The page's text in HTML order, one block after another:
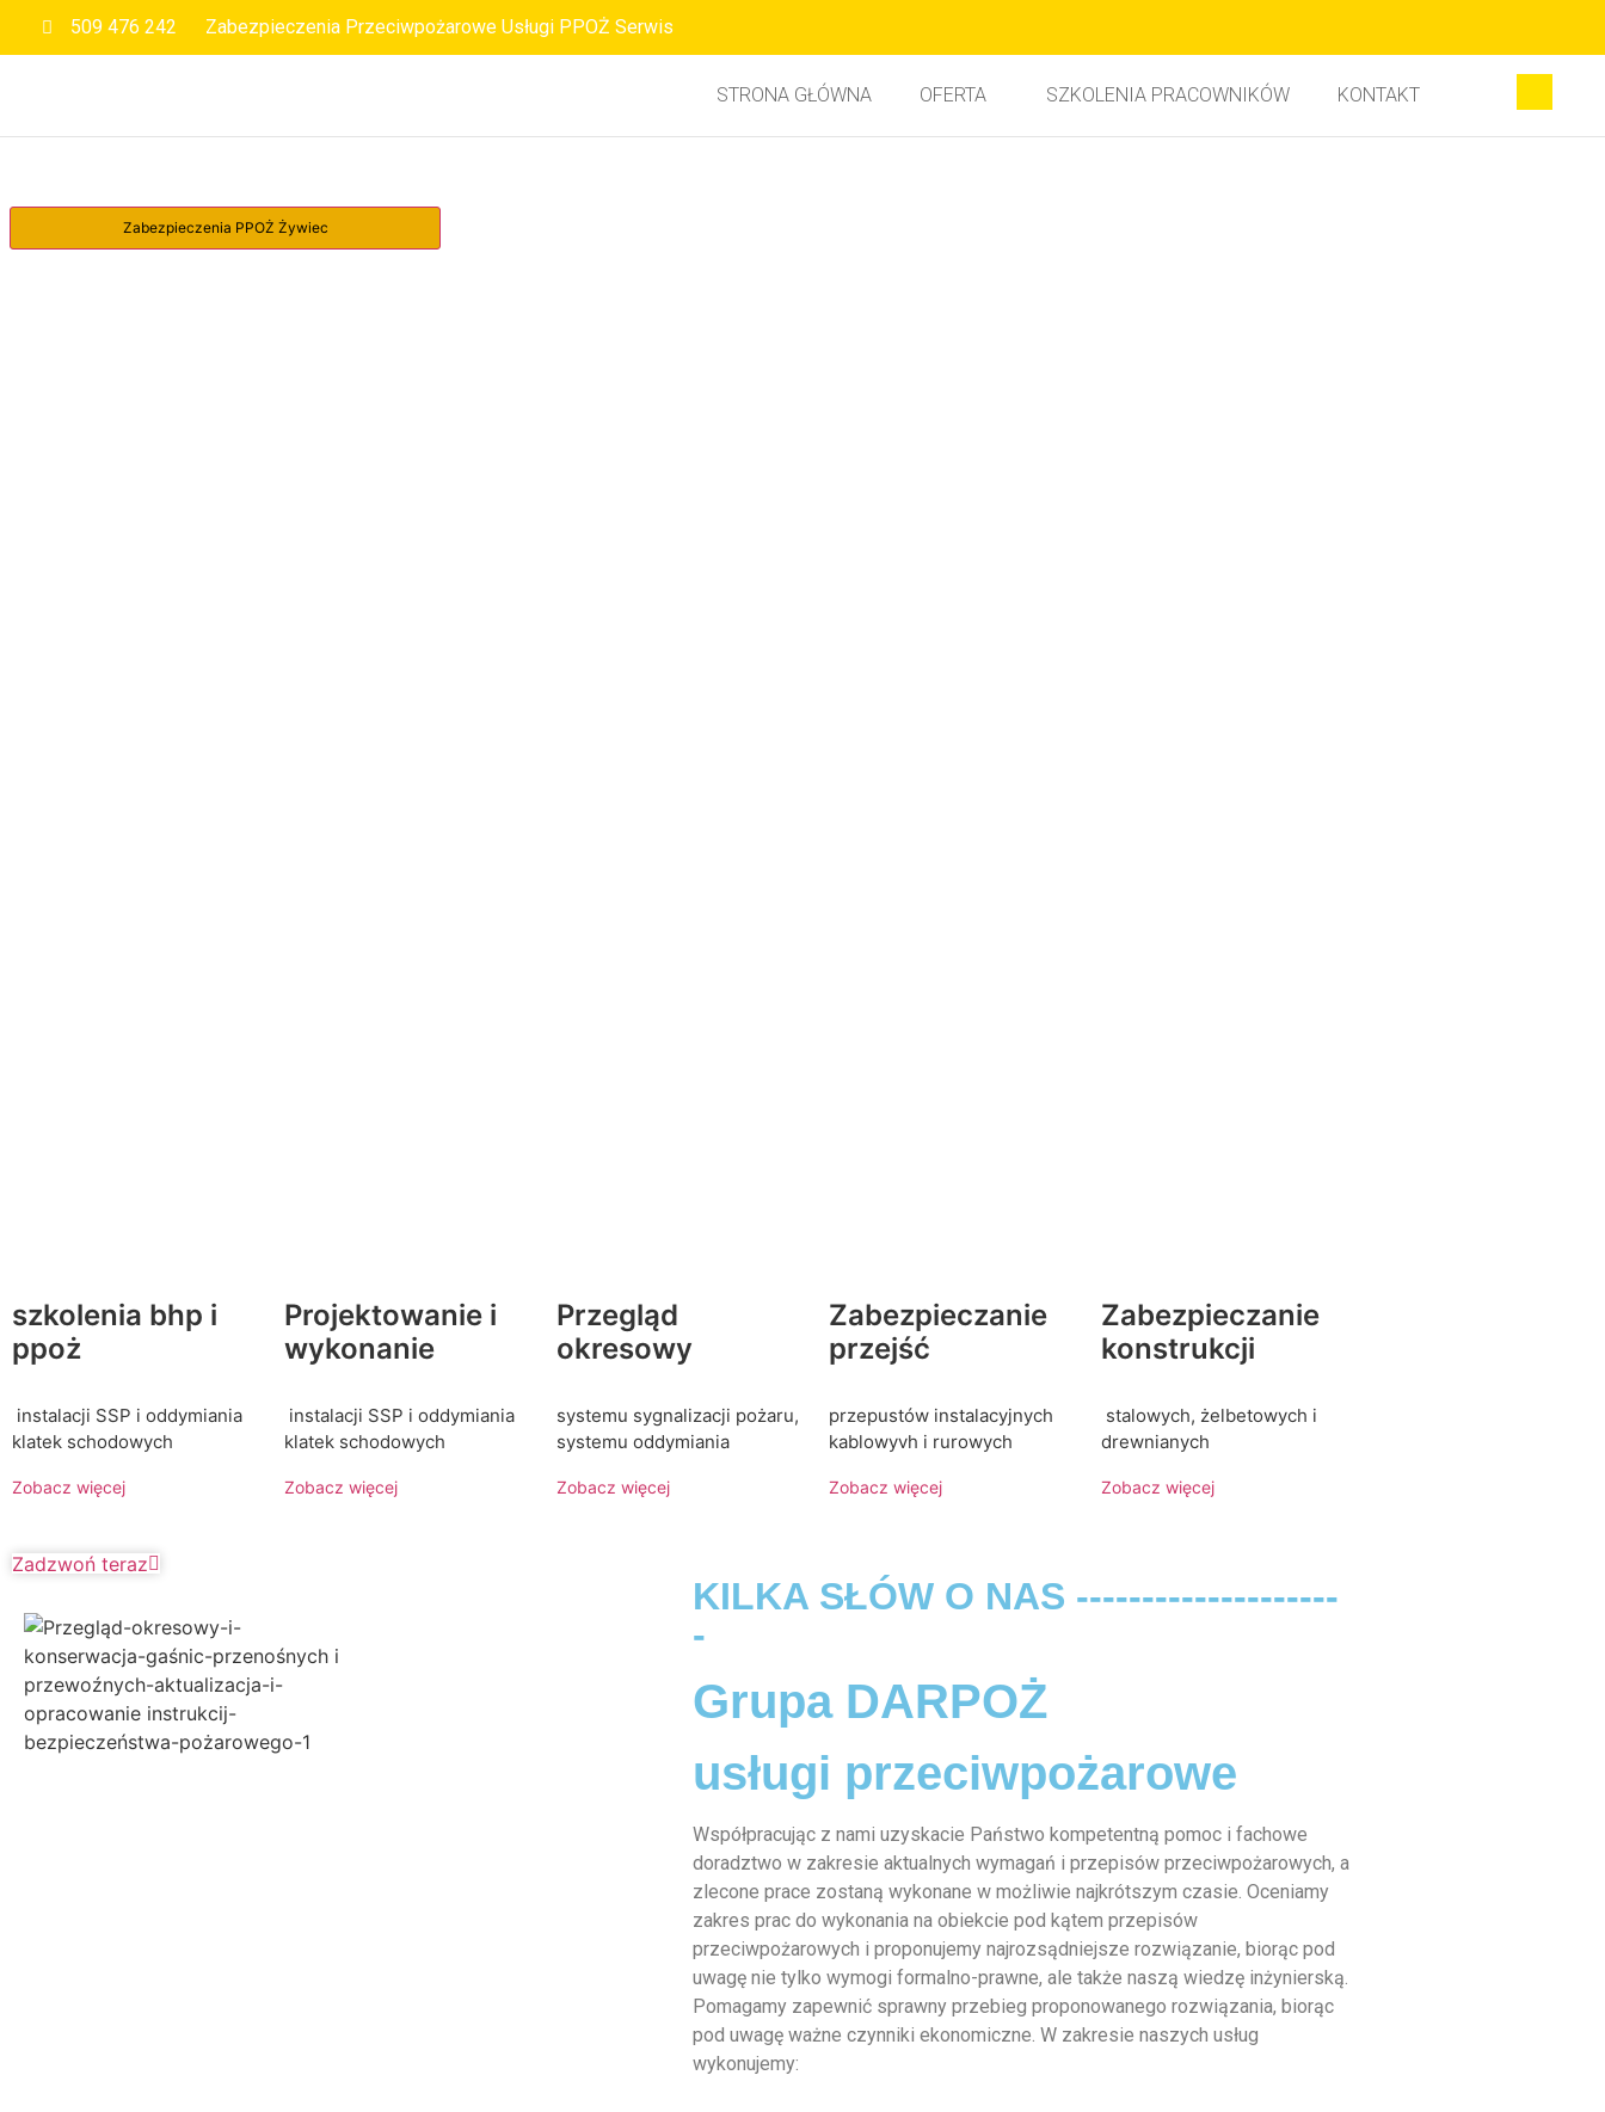
509 476 242 Zabezpieczenia Przeciwpożarowe Usługi PPOŻ Serwis
STRONA GŁÓWNA OFERTA SZKOLENIA PRACOWNIKÓW KONTAKT
szkolenia bhp i
ppoż
instalacji SSP i oddymiania
klatek schodowych
Zobacz więcej
Projektowanie i
wykonanie
instalacji SSP i oddymiania
klatek schodowych
Zobacz więcej
Przegląd
okresowy
systemu sygnalizacji pożaru,
systemu oddymiania
Zobacz więcej
Zabezpieczanie
przejść
przepustów instalacyjnych
kablowyvh i rurowych
Zobacz więcej
Zabezpieczanie
konstrukcji
stalowych, żelbetowych i
drewnianych
Zobacz więcej
Zadzwoń teraz
KILKA SŁÓW O NAS --------------------
-
Grupa DARPOŻ
usługi przeciwpożarowe
Współpracując z nami uzyskacie Państwo kompetentną pomoc i fachowe
doradztwo w zakresie aktualnych wymagań i przepisów przeciwpożarowych, a
zlecone prace zostaną wykonane w możliwie najkrótszym czasie. Oceniamy
zakres prac do wykonania na obiekcie pod kątem przepisów
przeciwpożarowych i proponujemy najrozsądniejsze rozwiązanie, biorąc pod
uwagę nie tylko wymogi formalno-prawne, ale także naszą wiedzę inżynierską.
Pomagamy zapewnić sprawny przebieg proponowanego rozwiązania, biorąc
pod uwagę ważne czynniki ekonomiczne. W zakresie naszych usług
wykonujemy: